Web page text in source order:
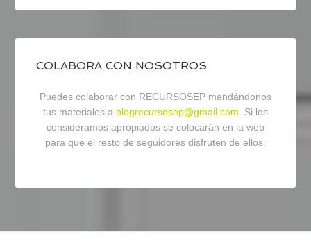
COLABORA CON NOSOTROS
Puedes colaborar con RECURSOSEP mandándonos
tus materiales a blogrecursosep@gmail.com. Si los
consideramos apropiados se colocarán en la web
para que el resto de seguidores disfruten de ellos.